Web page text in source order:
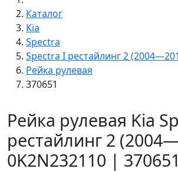
Каталог
Kia
Spectra
Spectra I рестайлинг 2
Рейка рулевая
370651
Рейка рулевая Kia
рестайлинг 2
0K2N232110 | 370651